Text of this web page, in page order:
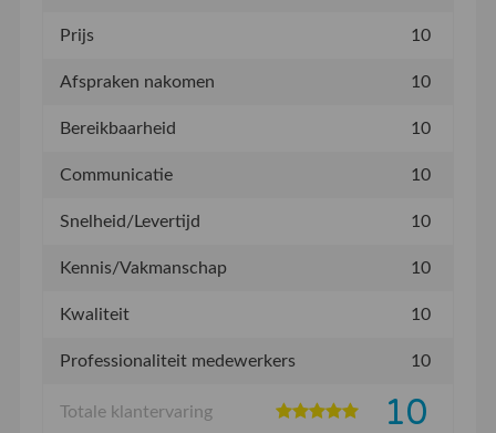
Prijs 10
Afspraken nakomen 10
Bereikbaarheid 10
Communicatie 10
Snelheid/Levertijd 10
Kennis/Vakmanschap 10
Kwaliteit 10
Professionaliteit medewerkers 10
Totale klantervaring 10